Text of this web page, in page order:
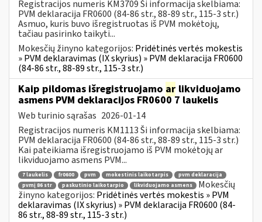
Registracijos numeris KM3709 Ši informacija skelbiama:
PVM deklaracija FR0600 (84-86 str., 88-89 str., 115-3 str.)
Asmuo, kuris buvo išregistruotas iš PVM mokėtojų,
tačiau pasirinko taikyti...
Mokesčių žinyno kategorijos: Pridėtinės vertės mokestis
» PVM deklaravimas (IX skyrius) » PVM deklaracija FR0600
(84-86 str., 88-89 str., 115-3 str.)
Kaip pildomas išregistruojamo ar likviduojamo
asmens PVM deklaracijos FR0600 7 laukelis
Web turinio sąrašas 2026-01-14
Registracijos numeris KM1113 Ši informacija skelbiama:
PVM deklaracija FR0600 (84-86 str., 88-89 str., 115-3 str.)
Kai pateikiama išregistruojamo iš PVM mokėtojų ar
likviduojamo asmens PVM...
7 laukelis fr0600 pvm mokestinis laikotarpis
pvm deklaracija
pvmį 86 str
paskutinio laikotarpio likviduojamo asmens
Mokesčių
žinyno kategorijos: Pridėtinės vertės mokestis » PVM
deklaravimas (IX skyrius) » PVM deklaracija FR0600 (84-
86 str., 88-89 str., 115-3 str.)